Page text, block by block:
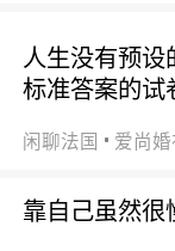
人生没有预
标准答案的试
闲聊法国 爱尚婚
靠自己虽然很